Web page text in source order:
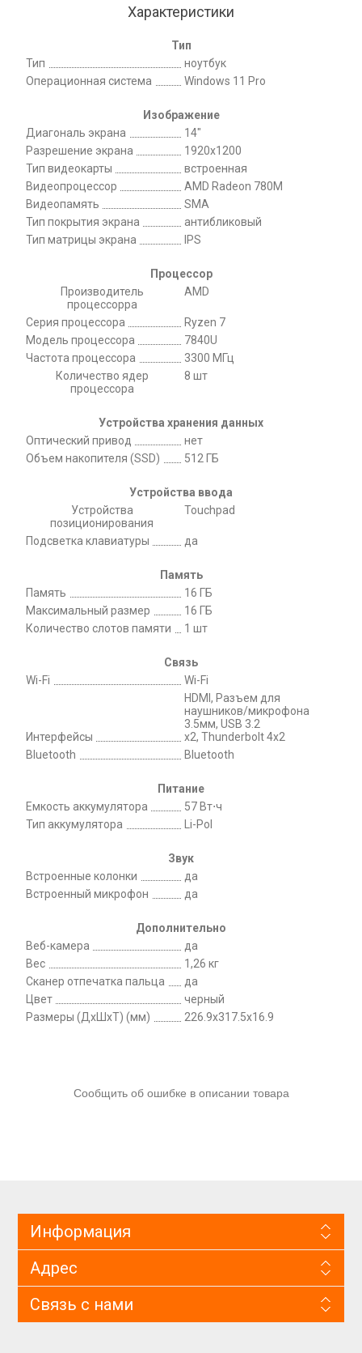
Характеристики
Тип
Тип
ноутбук
Операционная система
Windows 11 Pro
Изображение
Диагональ экрана
14"
Разрешение экрана
1920x1200
Тип видеокарты
встроенная
Видеопроцессор
AMD Radeon 780M
Видеопамять
SMA
Тип покрытия экрана
антибликовый
Тип матрицы экрана
IPS
Процессор
Производитель
процессорра
AMD
Серия процессора
Ryzen 7
Модель процессора
7840U
Частота процессора
3300 МГц
Количество ядер
процессора
8 шт
Устройства хранения данных
Оптический привод
нет
Объем накопителя (SSD)
512 ГБ
Устройства ввода
Устройства
позиционирования
Touchpad
Подсветка клавиатуры да
Память
Память
16 ГБ
Максимальный размер
16 ГБ
Количество слотов памяти
1 шт
Связь
Wi-Fi
Wi-Fi
Интерфейсы
HDMI, Разъем для
наушников/микрофона
3.5мм, USB 3.2
х2, Thunderbolt 4x2
Bluetooth
Bluetooth
Питание
Емкость аккумулятора
57 Вт⋅ч
Тип аккумулятора
Li-Pol
Звук
Встроенные колонки
да
Встроенный микрофон
да
Дополнительно
Веб-камера
да
Вес
1,26 кг
Сканер отпечатка пальца
да
Цвет
черный
Размеры (ДхШхТ) (мм)
226.9x317.5x16.9
Сообщить об ошибке в описании товара
Информация
Адрес
Связь с нами